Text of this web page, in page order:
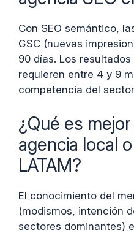
Con SEO semántico,
GSC (nuevas
90 días. Los
requieren entre 4 y 9
competencia del
¿Qué es
agencia local
LATAM?
El conocimiento del
(modismos, intención
sectores dominantes)